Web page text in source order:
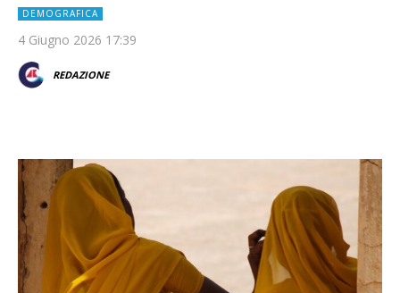
DEMOGRAFICA
4 Giugno 2026 17:39
REDAZIONE